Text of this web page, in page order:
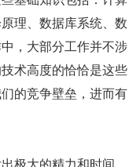
理、数据库系统、数
，大部分工作并不涉
术高度的恰恰是这些
的竞争壁垒，进而有